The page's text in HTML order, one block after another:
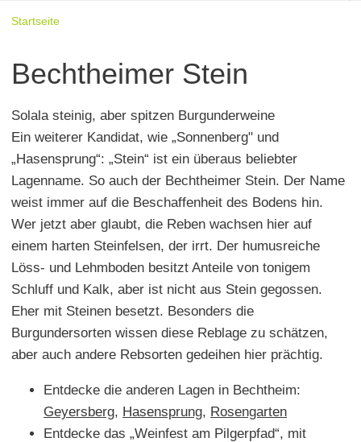
Startseite
Bechtheimer Stein
Solala steinig, aber spitzen Burgunderweine
Ein weiterer Kandidat, wie „Sonnenberg" und
„Hasensprung“: „Stein“ ist ein überaus beliebter
Lagenname. So auch der Bechtheimer Stein. Der Name
weist immer auf die Beschaffenheit des Bodens hin.
Wer jetzt aber glaubt, die Reben wachsen hier auf
einem harten Steinfelsen, der irrt. Der humusreiche
Löss- und Lehmboden besitzt Anteile von tonigem
Schluff und Kalk, aber ist nicht aus Stein gegossen.
Eher mit Steinen besetzt. Besonders die
Burgundersorten wissen diese Reblage zu schätzen,
aber auch andere Rebsorten gedeihen hier prächtig.
Entdecke die anderen Lagen in Bechtheim:
Geyersberg, Hasensprung, Rosengarten
Entdecke das „Weinfest am Pilgerpfad“, mit